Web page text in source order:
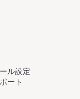
ル設定
ート